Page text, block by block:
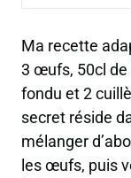
Ma recette
3 œufs, 50cl de
fondu et 2
secret réside
mélanger
les œufs, puis